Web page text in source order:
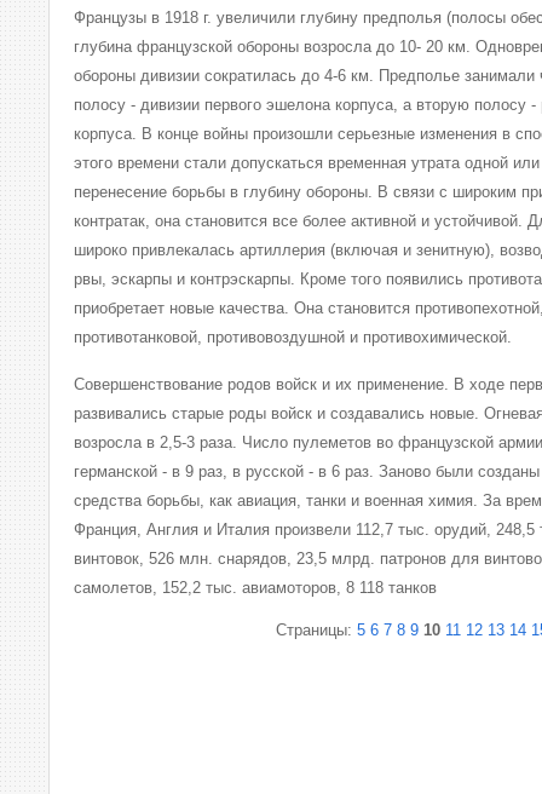
Французы в 1918 г. увеличили глубину предполья (полосы
глубина французской обороны возросла до 10- 20 км.
обороны дивизии сократилась до 4-6 км. Предполье занимали
полосу - дивизии первого эшелона корпуса, а вторую полосу
корпуса. В конце войны произошли серьезные изменения в
этого времени стали допускаться временная утрата одной
перенесение борьбы в глубину обороны. В связи с широким
контратак, она становится все более активной и устойчивой.
широко привлекалась артиллерия (включая и зенитную),
рвы, эскарпы и контрэскарпы. Кроме того появились
приобретает новые качества. Она становится
противотанковой, противовоздушной и противохимической.
Совершенствование родов войск и их применение. В ходе
развивались старые роды войск и создавались новые.
возросла в 2,5-3 раза. Число пулеметов во французской
германской - в 9 раз, в русской - в 6 раз. Заново были
средства борьбы, как авиация, танки и военная химия. За
Франция, Англия и Италия произвели 112,7 тыс. орудий,
винтовок, 526 млн. снарядов, 23,5 млрд. патронов для
самолетов, 152,2 тыс. авиамоторов, 8 118 танков
Страницы: 5 6 7 8 9 10 11 12 13 14